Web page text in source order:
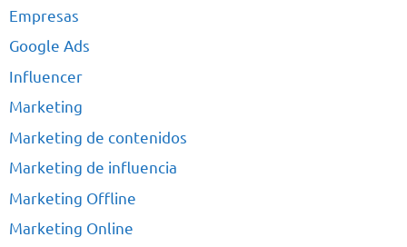
Empresas
Google Ads
Influencer
Marketing
Marketing de contenidos
Marketing de influencia
Marketing Offline
Marketing Online